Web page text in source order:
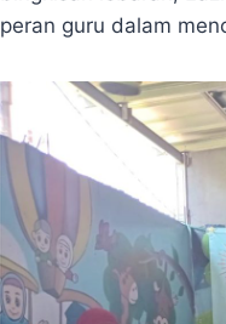
peran guru dalam